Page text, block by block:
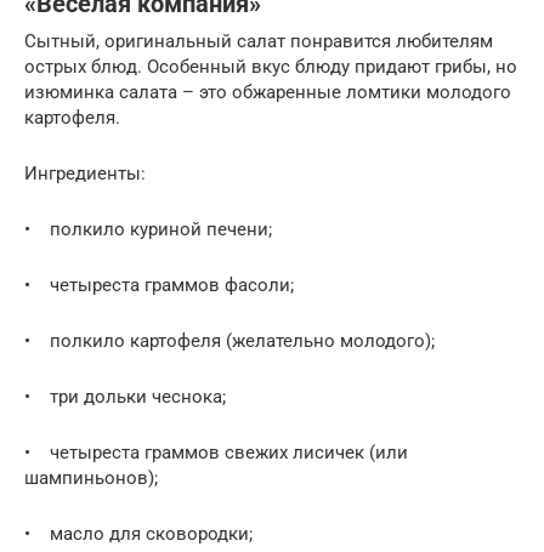
Сытный, оригинальный салат понравится любителям
острых блюд. Особенный вкус блюду придают грибы, но
изюминка салата – это обжаренные ломтики молодого
картофеля.
Ингредиенты:
• полкило куриной печени;
• четыреста граммов фасоли;
• полкило картофеля (желательно молодого);
• три дольки чеснока;
• четыреста граммов свежих лисичек (или
шампиньонов);
• масло для сковородки;